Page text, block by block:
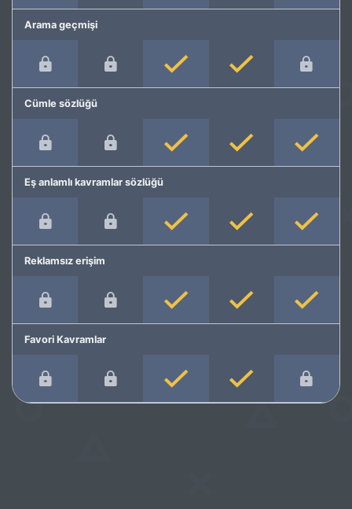
Arama geçmişi
Cümle sözlüğü
Eş anlamlı kavramlar sözlüğü
Reklamsız erişim
Favori Kavramlar